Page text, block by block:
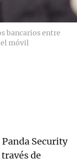
bancarios entre
móvil
Security
de